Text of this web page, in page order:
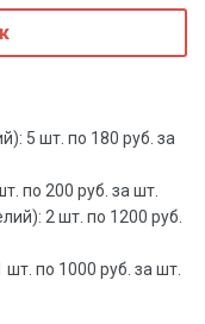
5 шт. по 180 руб. за
по 200 руб. за шт.
2 шт. по 1200 руб.
по 1000 руб. за шт.